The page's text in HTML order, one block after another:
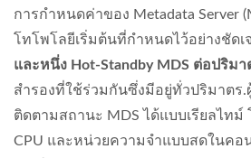
การกำหนดค่าของ Metadata Server
โทโพโลยีเริ่มต้นที่กำหนดไว้อย่างชัดเ
และหนึ่ง Hot-Standby MDS ต่อปริมา
สำรองที่ใช้ร่วมกันซึ่งมีอยู่ทั่วปริมาตร.
ติดตามสถานะ MDS ได้แบบเรียลไทม์
CPU และหน่วยความจำแบบสดในคอ